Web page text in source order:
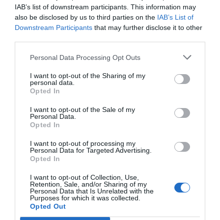
IAB’s list of downstream participants. This information may
also be disclosed by us to third parties on the IAB’s List of
Downstream Participants that may further disclose it to other
Personal Data Processing Opt Outs
I want to opt-out of the Sharing of my
personal data.
Opted In
I want to opt-out of the Sale of my
Personal Data.
Opted In
I want to opt-out of processing my
Personal Data for Targeted Advertising.
Opted In
I want to opt-out of Collection, Use,
Retention, Sale, and/or Sharing of my
Personal Data that Is Unrelated with the
Purposes for which it was collected.
Opted Out
Top Stories
sports festival
„Cum am făcut diferența dintre